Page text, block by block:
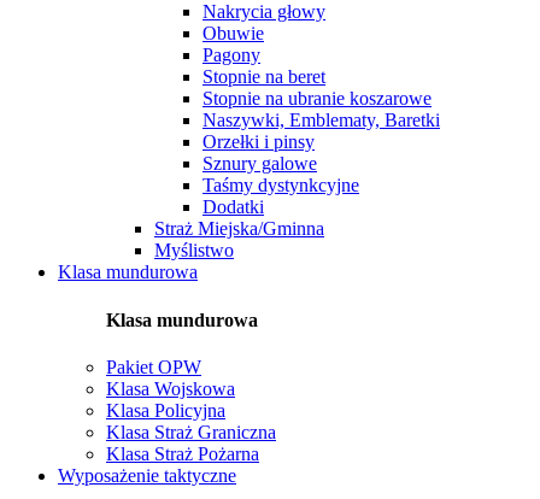
Nakrycia głowy
Obuwie
Pagony
Stopnie na beret
Stopnie na ubranie koszarowe
Naszywki, Emblematy, Baretki
Orzełki i pinsy
Sznury galowe
Taśmy dystynkcyjne
Dodatki
Straż Miejska/Gminna
Myślistwo
Klasa mundurowa
Klasa mundurowa
Pakiet OPW
Klasa Wojskowa
Klasa Policyjna
Klasa Straż Graniczna
Klasa Straż Pożarna
Wyposażenie taktyczne